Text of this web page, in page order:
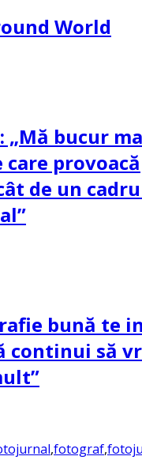
World
„Mă bucur
provoacă
de un
bună te
continui să
,fotograf,